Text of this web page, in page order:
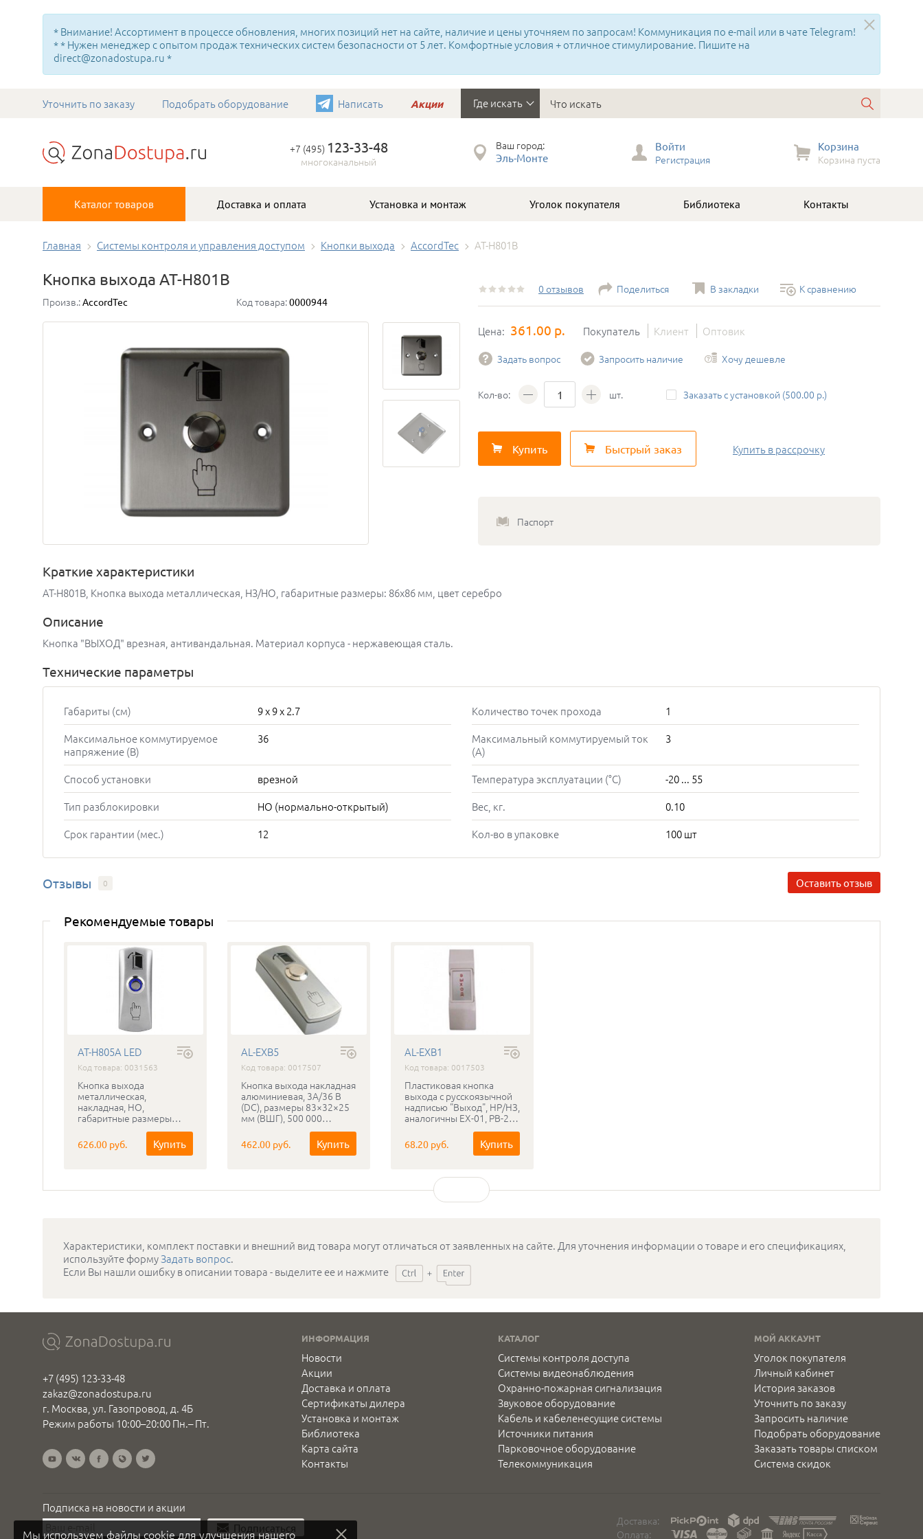
Мы используем файлы cookie для улучшения нашего
* Внимание! Ассортимент в процессе обновления, многих позиций нет на сайте, наличие и цены уточняем по запросам! Коммуникация по e-mail или в чате Telegram!
* * Нужен менеджер с опытом продаж технических систем безопасности от 5 лет. Комфортные условия + отличное стимулирование. Пишите на
direct@zonadostupa.ru *
Уточнить по заказу Подобрать оборудование Написать Акции Где искать
+7 (495) 123-33-48
многоканальный
Ваш город:
Эль-Монте
Войти
Регистрация
Корзина
Корзина пуста
Каталог товаров Доставка и оплата Установка и монтаж Уголок покупателя Библиотека Контакты
Главная Системы контроля и управления доступом Кнопки выхода AccordTec AT-H801B
Кнопка выхода AT-H801B
Произв.:AccordTec Код товара:0000944
0 отзывов Поделиться В закладки К сравнению
Цена: 361.00 р. Покупатель Клиент Оптовик
Задать вопрос Запросить наличие Хочу дешевле
Кол-во: шт. Заказать с установкой (500.00 р.)
Купить Быстрый заказ Купитьв рассрочку
Паспорт
Краткие характеристики
AT-H801B, Кнопка выхода металлическая, НЗ/НО, габаритные размеры: 86х86 мм, цвет серебро
Описание
Кнопка "ВЫХОД" врезная, антивандальная. Материал корпуса - нержавеющая сталь.
Технические параметры
Габариты (см)
9 x 9 x 2.7
Максимальное коммутируемое
напряжение (В)
36
Способ установки
врезной
Тип разблокировки
НО (нормально-открытый)
Срок гарантии (мес.)
12
Количество точек прохода
1
Максимальный коммутируемый ток
(А)
3
Температура эксплуатации (°C)
-20 ... 55
Вес, кг.
0.10
Кол-во в упаковке
100 шт
Отзывы 0 Оставить отзыв
Рекомендуемые товары
AT-H805A LED
Код товара: 0031563
Кнопка выхода
металлическая,
накладная, НО,
габаритные размеры
82х32 мм, цвет серебро, с
подсветкой
626.00 руб. Купить
AL-EXB5
Код товара: 0017507
Кнопка выхода накладная
алюминиевая, 3А/36 В
(DC), размеры 83×32×25
мм (ВШГ), 500 000
циклов, аналогичны ST-
EX010SM, AT-805A
462.00 руб. Купить
AL-EXB1
Код товара: 0017503
Пластиковая кнопка
выхода с русскоязычной
надписью "Выход", НР/НЗ,
аналогичны EX-01, РВ-26
68.20 руб. Купить
Характеристики, комплект поставки и внешний вид товара могут отличаться от заявленных на сайте. Для уточнения информации о товаре и его спецификациях,
используйте формуЗадать вопрос.
Если Вы нашли ошибку в описании товара - выделите ее и нажмите
+7 (495) 123-33-48
zakaz@zonadostupa.ru
г. Москва, ул. Газопровод, д. 4Б
Режим работы 10:00–20:00 Пн.– Пт.
ИНФОРМАЦИЯ
Новости
Акции
Доставка и оплата
Сертификаты дилера
Установка и монтаж
Библиотека
Карта сайта
Контакты
КАТАЛОГ
Системы контроля доступа
Системы видеонаблюдения
Охранно-пожарная сигнализация
Звуковое оборудование
Кабель и кабеленесущие системы
Источники питания
Парковочное оборудование
Телекоммуникация
МОЙ АККАУНТ
Уголок покупателя
Личный кабинет
История заказов
Уточнить по заказу
Запросить наличие
Подобрать оборудование
Заказать товары списком
Система скидок
Подписка на новости и акции
Подписаться
Доставка:
Оплата: